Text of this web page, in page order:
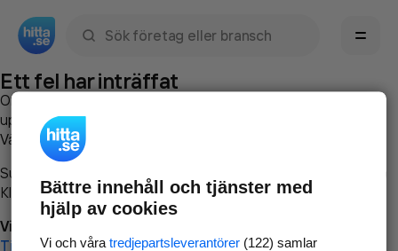
Ett fel har inträffat
Om du vill kan du
uppstod så att vi lättare och snabbare kan avhjälpa det.
Vänligen försök med följande:
Surfa till
Klicka påTillbaka-knappen i webbläsaren och försök igen
Vi beklagar besväret!
Till startsidan
Bättre innehåll och tjänster med
hjälp av cookies
Vi och våra tredjepartsleverantörer(122) samlar